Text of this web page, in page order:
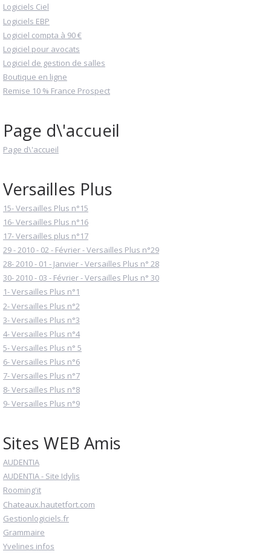
Logiciels Ciel
Logiciels EBP
Logiciel compta à 90 €
Logiciel pour avocats
Logiciel de gestion de salles
Boutique en ligne
Remise 10 % France Prospect
Page d\'accueil
Page d\'accueil
Versailles Plus
15- Versailles Plus n°15
16- Versailles Plus n°16
17- Versailles plus n°17
29 - 2010 - 02 - Février - Versailles Plus n°29
28- 2010 - 01 - Janvier - Versailles Plus n° 28
30- 2010 - 03 - Février - Versailles Plus n° 30
1- Versailles Plus n°1
2- Versailles Plus n°2
3- Versailles Plus n°3
4- Versailles Plus n°4
5- Versailles Plus n° 5
6- Versailles Plus n°6
7- Versailles Plus n°7
8- Versailles Plus n°8
9- Versailles Plus n°9
Sites WEB Amis
AUDENTIA
AUDENTIA - Site Idylis
Rooming'it
Chateaux.hautetfort.com
Gestionlogiciels.fr
Grammaire
Yvelines infos